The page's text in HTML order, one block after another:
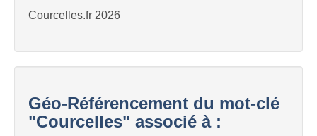
Courcelles.fr 2026
Géo-Référencement du mot-clé
"Courcelles" associé à :